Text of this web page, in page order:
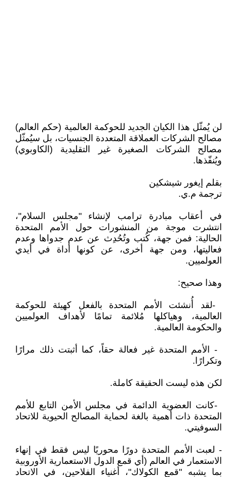
لن يُمثّل هذا الكيان الجديد للحوكمة العالمية (حكم العالم)
مصالح الشركات العملاقة المتعددة ‏الجنسيات، بل سيُمثّل
مصالح الشركات الصغيرة غير التقليدية (الكاوبوي)
ويُنفّذها‎.‎
بقلم إيغور شيشكين
ترجمة م.ي.‏
في أعقاب مبادرة ترامب لإنشاء "مجلس السلام"،
انتشرت موجة من المنشورات حول الأمم المتحدة
‏الحالية: فمن جهة، كُتب وتُحُدِث عن عدم جدواها وعدم
فعاليتها، ومن جهة أخرى، عن كونها أداة في أيدي
‏العولميين‎.‎
وهذا صحيح‎:‎
‎- ‎لقد أُنشئت الأمم المتحدة بالفعل كهيئة للحوكمة
العالمية، وهياكلها مُلائمة تمامًا لأهداف العولميين
‏والحكومة العالمية‎.‎
‎- ‎‏ الأمم المتحدة غير فعالة حقاً، كما أثبتت ذلك مرارًا
وتكرارًا‎.‎
لكن هذه ليست الحقيقة كاملة‎.‎
‎- ‎كانت العضوية الدائمة في مجلس الأمن التابع للأمم
المتحدة ذات أهمية بالغة لحماية المصالح الحيوية ‏للاتحاد
السوفيتي‎.‎
‏- لعبت الأمم المتحدة دورًا محوريًا ليس فقط في إنهاء
الاستعمار في العالم (أي قمع الدول الاستعمارية ‏الأوروبية
بما يشبه "قمع الكولاك"، أغنياء الفلاحين، في الاتحاد